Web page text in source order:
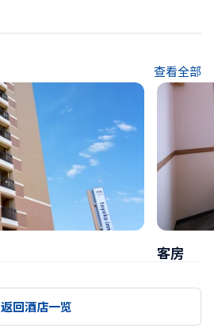
查看全部
客房
返回酒店一览